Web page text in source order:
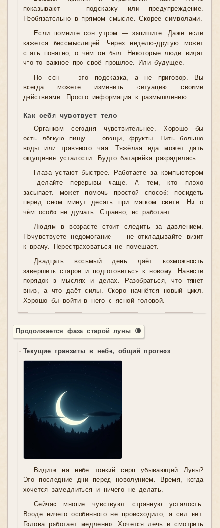
показывают — подсказку или предупреждение.
Необязательно в прямом смысле. Скорее символами.
Если помните сон утром — запишите. Даже если
кажется бессмыслицей. Через неделю-другую может
стать понятно, о чём он был. Некоторые люди видят
что-то важное про своё прошлое. Или будущее.
Но сон — это подсказка, а не приговор. Вы
всегда можете изменить ситуацию своими
действиями. Просто информация к размышлению.
Как себя чувствует тело
Организм сегодня чувствительнее. Хорошо бы
есть лёгкую пищу — овощи, фрукты. Пить больше
воды или травяного чая. Тяжёлая еда может дать
ощущение усталости. Будто батарейка разрядилась.
Глаза устают быстрее. Работаете за компьютером
— делайте перерывы чаще. А тем, кто плохо
засыпает, может помочь простой способ: посидеть
перед сном минут десять при мягком свете. Ни о
чём особо не думать. Странно, но работает.
Людям в возрасте стоит следить за давлением.
Почувствуете недомогание — не откладывайте визит
к врачу. Перестраховаться не помешает.
Двадцать восьмый день даёт возможность
завершить старое и подготовиться к новому. Навести
порядок в мыслях и делах. Разобраться, что тянет
вниз, а что даёт силы. Скоро начнётся новый цикл.
Хорошо бы войти в него с ясной головой.
Продолжается фаза старой луны 🌘
Текущие транзиты в небе, общий прогноз
Видите на небе тонкий серп убывающей Луны?
Это последние дни перед новолунием. Время, когда
хочется замедлиться и ничего не делать.
Сейчас многие чувствуют странную усталость.
Вроде ничего особенного не происходило, а сил нет.
Голова работает медленно. Хочется лечь и смотреть